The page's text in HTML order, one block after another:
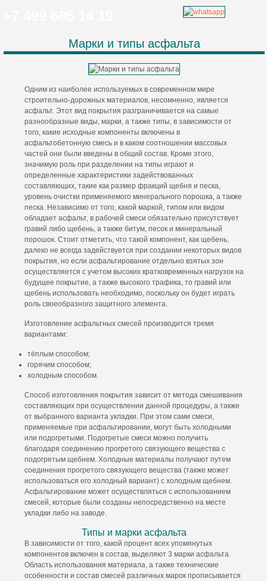
Марки и типы асфальта
Одним из наиболее используемых в современном мире
строительно-дорожных материалов, несомненно, является
асфальт. Этот вид покрытия разграничивается на самые
разнообразные виды, марки, а также типы, в зависимости от
того, какие исходные компоненты включены в
асфальтобетонную смесь и в каком соотношении массовых
частей они были введены в общий состав. Кроме этого,
значимую роль при разделении на типы играют и
определенные характеристики задействованных
составляющих, такие как размер фракций щебня и песка,
уровень очистки применяемого минерального порошка, а также
песка. Независимо от того, какой маркой, типом или видом
обладает асфальт, в рабочей смеси обязательно присутствует
гравий либо щебень, а также битум, песок и минеральный
порошок. Стоит отметить, что такой компонент, как щебень,
далеко не всегда задействуется при создании некоторых видов
покрытия, но если асфальтирование отдельно взятых зон
осуществляется с учетом высоких кратковременных нагрузок на
будущее покрытие, а также высокого трафика, то гравий или
щебень использовать необходимо, поскольку он будет играть
роль своеобразного защитного элемента.
Изготовление асфальтных смесей производится тремя
вариантами:
тёплым способом;
горячим способом;
холодным способом.
Способ изготовления покрытия зависит от метода смешивания
составляющих при осуществлении данной процедуры, а также
от выбранного варианта укладки. При этом сами смеси,
применяемые при асфальтировании, могут быть холодными
или подогретыми. Подогретые смеси можно получить
благодаря соединению прогретого связующего вещества с
подогретым щебнем. Холодные материалы получают путем
соединения прогретого связующего вещества (также может
использоваться его холодный вариант) с холодным щебнем.
Асфальтирование может осуществляться с использованием
смесей, которые были созданы непосредственно на месте
укладки либо на заводе.
Типы и марки асфальта
В зависимости от того, какой процент всех упомянутых
компонентов включен в состав, выделяют 3 марки асфальта.
Область использования материала, а также технические
особенности и состав смесей различных марок прописывается